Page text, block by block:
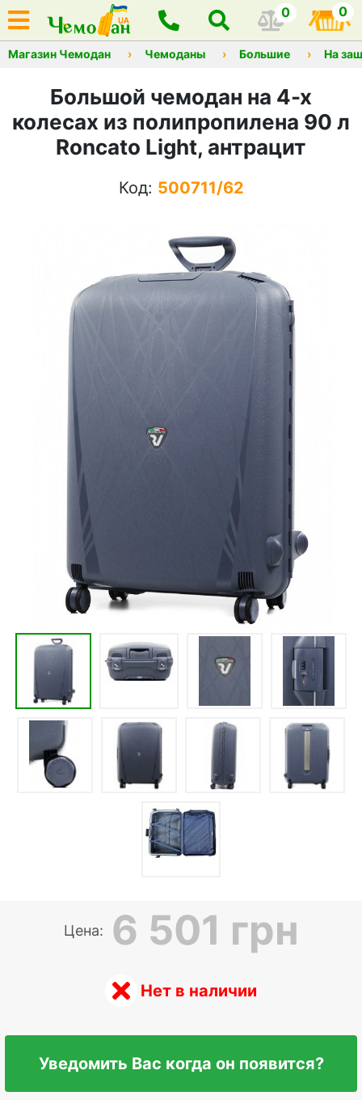
0 0
Магазин Чемодан Чемоданы Большие На
Большой чемодан на 4-х
колесах из полипропилена 90 л
Roncato Light, антрацит
Код: 500711/62
Цена: 6 501 грн
Нет в наличии
Уведомить Вас когда он появится?